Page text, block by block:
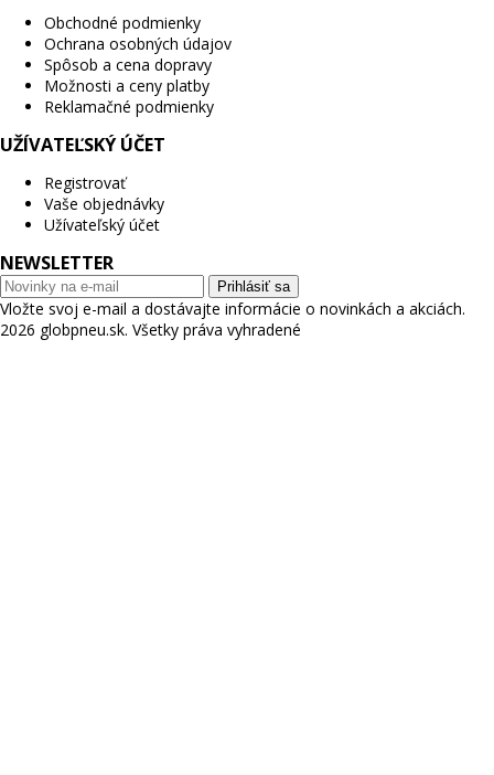
Obchodné podmienky
Ochrana osobných údajov
Spôsob a cena dopravy
Možnosti a ceny platby
Reklamačné podmienky
UŽÍVATEĽSKÝ ÚČET
Registrovať
Vaše objednávky
Užívateľský účet
NEWSLETTER
Prihlásiť sa
Vložte svoj e-mail a dostávajte informácie o novinkách a akciách.
2026 globpneu.sk. Všetky práva vyhradené